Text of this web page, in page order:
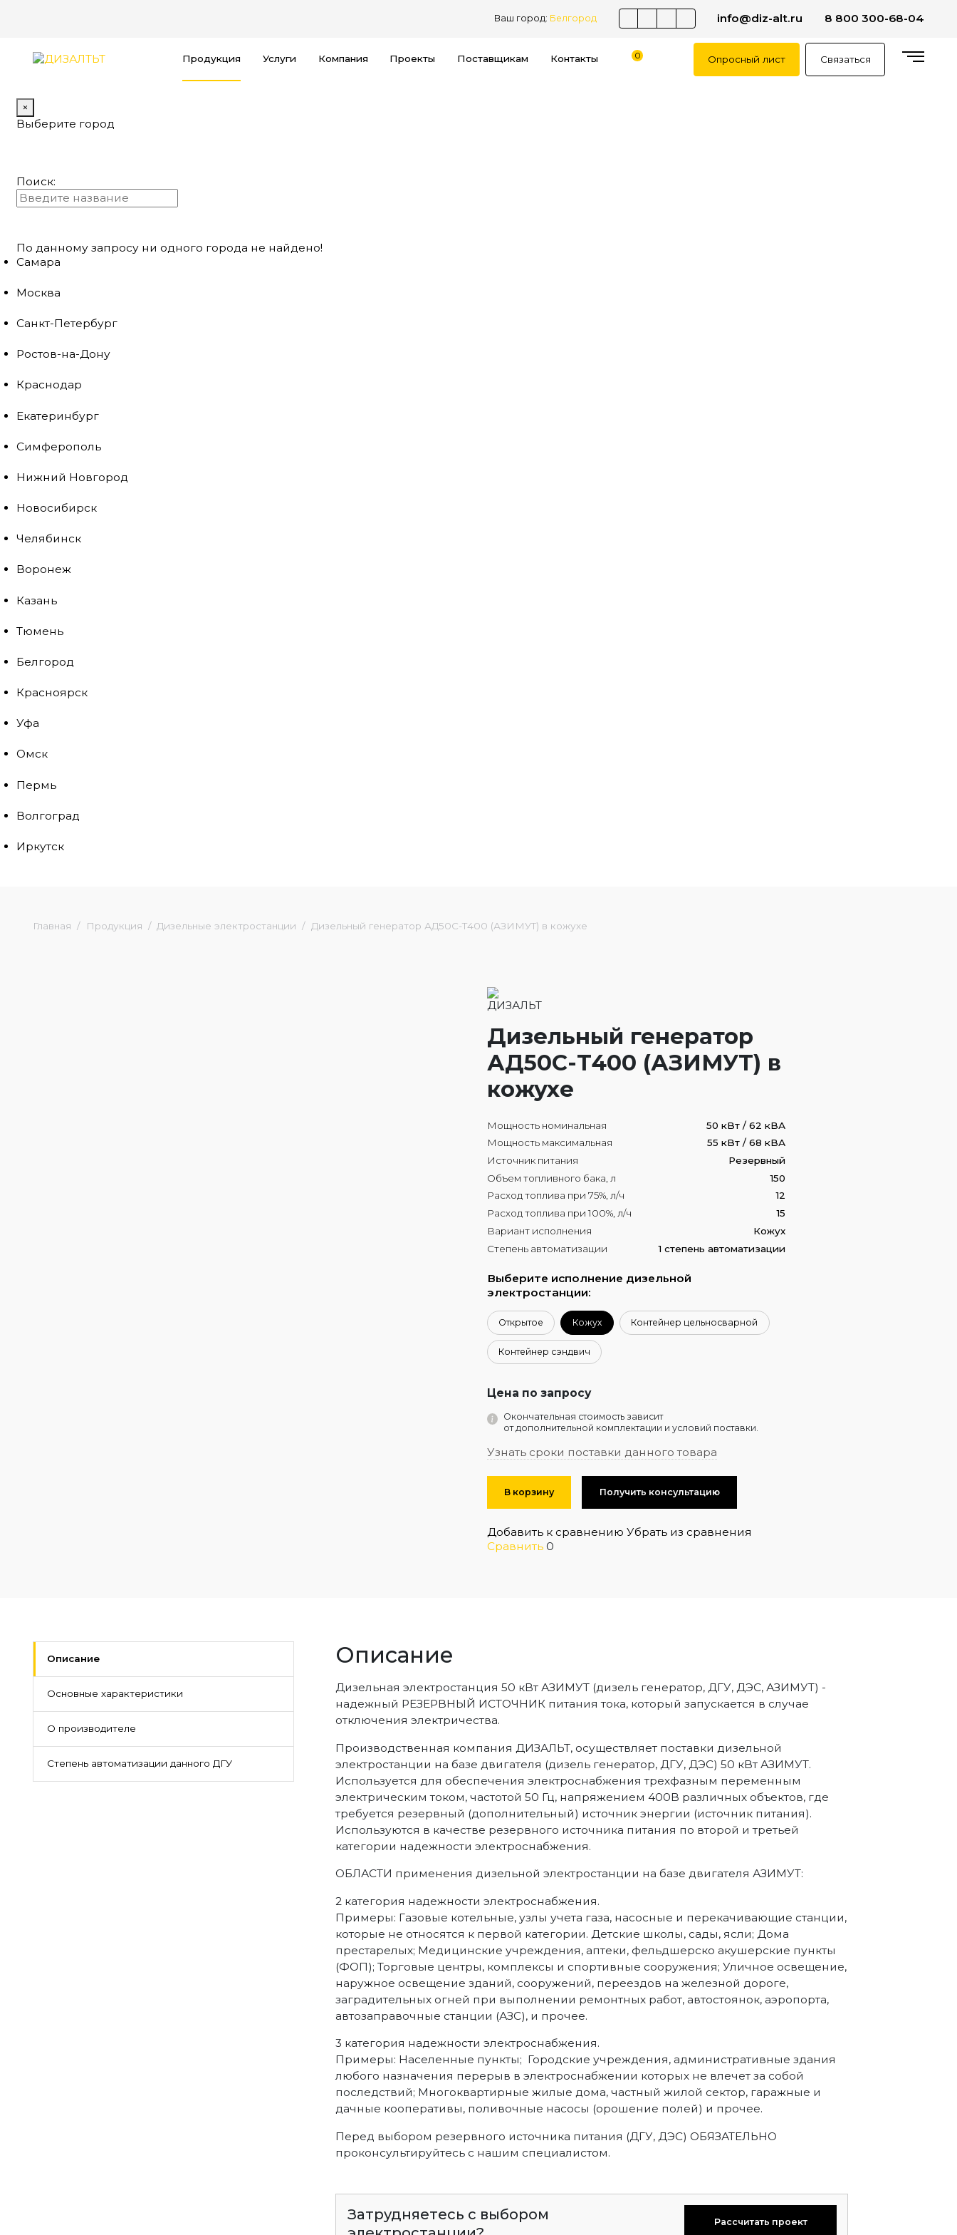
Ваш город: Белгород info@diz-alt.ru 8 800 300-68-04
Продукция Услуги Компания Проекты Поставщикам Контакты 0 Опросный лист Связаться
×
Выберите город
Поиск:
По данному запросу ни одного города не найдено!
Самара
Москва
Санкт-Петербург
Ростов-на-Дону
Краснодар
Екатеринбург
Симферополь
Нижний Новгород
Новосибирск
Челябинск
Воронеж
Казань
Тюмень
Белгород
Красноярск
Уфа
Омск
Пермь
Волгоград
Иркутск
Главная Продукция Дизельные электростанции Дизельный генератор АД50С-Т400 (АЗИМУТ) в кожухе
Дизельный генератор
АД50С-Т400 (АЗИМУТ) в
кожухе
Мощность номинальная
50 кВт / 62 кВА
Мощность максимальная
55 кВт / 68 кВА
Источник питания
Резервный
Объем топливного бака, л
150
Расход топлива при 75%, л/ч
12
Расход топлива при 100%, л/ч
15
Вариант исполнения
Кожух
Степень автоматизации
1 степень автоматизации
Выберите исполнение дизельной
электростанции:
Открытое Кожух Контейнер цельносварной
Контейнер сэндвич
Цена по запросу
Окончательная стоимость зависит
от дополнительной комплектации и условий поставки.
Узнать сроки поставки данного товара
В корзину Получить консультацию
Добавить к сравнению Убрать из сравнения
Сравнить 0
Описание
Основные характеристики
О производителе
Степень автоматизации данного ДГУ
Описание
Дизельная электростанция 50 кВт АЗИМУТ (дизель генератор, ДГУ, ДЭС, АЗИМУТ) -
надежный РЕЗЕРВНЫЙ ИСТОЧНИК питания тока, который запускается в случае
отключения электричества.
Производственная компания ДИЗАЛЬТ, осуществляет поставки дизельной
электростанции на базе двигателя (дизель генератор, ДГУ, ДЭС) 50 кВт АЗИМУТ.
Используется для обеспечения электроснабжения трехфазным переменным
электрическим током, частотой 50 Гц, напряжением 400В различных объектов, где
требуется резервный (дополнительный) источник энергии (источник питания).
Используются в качестве резервного источника питания по второй и третьей
категории надежности электроснабжения.
ОБЛАСТИ применения дизельной электростанции на базе двигателя АЗИМУТ:
2 категория надежности электроснабжения.
Примеры: Газовые котельные, узлы учета газа, насосные и перекачивающие станции,
которые не относятся к первой категории. Детские школы, сады, ясли; Дома
престарелых; Медицинские учреждения, аптеки, фельдшерско акушерские пункты
(ФОП); Торговые центры, комплексы и спортивные сооружения; Уличное освещение,
наружное освещение зданий, сооружений, переездов на железной дороге,
заградительных огней при выполнении ремонтных работ, автостоянок, аэропорта,
автозаправочные станции (АЗС), и прочее.
3 категория надежности электроснабжения.
Примеры: Населенные пункты; Городские учреждения, административные здания
любого назначения перерыв в электроснабжении которых не влечет за собой
последствий; Многоквартирные жилые дома, частный жилой сектор, гаражные и
дачные кооперативы, поливочные насосы (орошение полей) и прочее.
Перед выбором резервного источника питания (ДГУ, ДЭС) ОБЯЗАТЕЛЬНО
проконсультируйтесь с нашим специалистом.
Затрудняетесь с выбором
Рассчитать проект